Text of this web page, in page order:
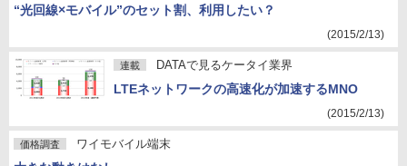
“光回線×モバイル”のセット割、利用したい？
(2015/2/13)
連載 DATAで見るケータイ業界
LTEネットワークの高速化が加速するMNO
(2015/2/13)
価格調査 ワイモバイル端末